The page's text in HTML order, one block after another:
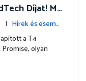
Díjat! Mé
oktatásba
| Hírek és esemé
a T4
olyan